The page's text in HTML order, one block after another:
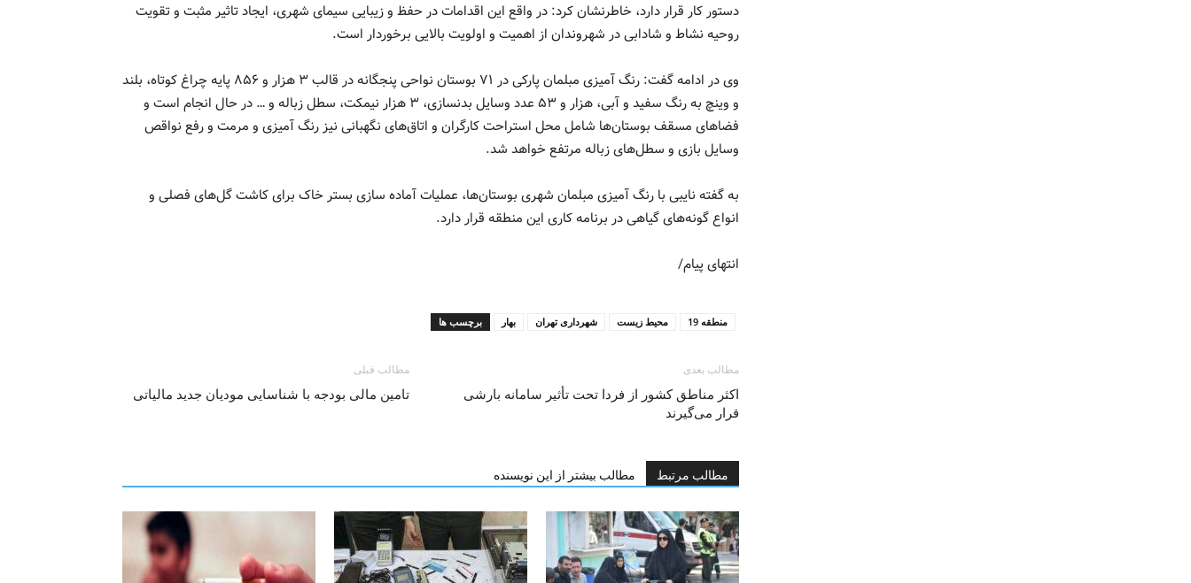
دستور کار قرار دارد، خاطرنشان کرد: در واقع این اقدامات در حفظ و زیبایی سیمای شهری، ایجاد تاثیر مثبت و تقویت
روحیه نشاط و شادابی در شهروندان از اهمیت و اولویت بالایی برخوردار است.
وی در ادامه گفت: رنگ آمیزی مبلمان پارکی در ۷۱ بوستان نواحی پنجگانه در قالب ۳ هزار و ۸۵۶ پایه چراغ کوتاه، بلند
و وینچ به رنگ سفید و آبی، هزار و ۵۳ عدد وسایل بدنسازی، ۳ هزار نیمکت، سطل زباله و … در حال انجام است و
فضاهای مسقف بوستان‌ها شامل محل استراحت کارگران و اتاق‌های نگهبانی نیز رنگ آمیزی و مرمت و رفع نواقص
وسایل بازی و سطل‌های زباله مرتفع خواهد شد.
به گفته نایبی با رنگ آمیزی مبلمان شهری بوستان‌ها، عملیات آماده سازی بستر خاک برای کاشت گل‌های فصلی و
انواع گونه‌های گیاهی در برنامه کاری این منطقه قرار دارد.
انتهای پیام/
برچسب ها بهار شهرداری تهران محیط زیست منطقه 19
مطالب قبلی
تامین مالی بودجه با شناسایی مودیان جدید مالیاتی
مطالب بعدی
اکثر مناطق کشور از فردا تحت تأثیر سامانه بارشی
قرار می‌گیرند
مطالب مرتبط مطالب بیشتر از این نویسنده